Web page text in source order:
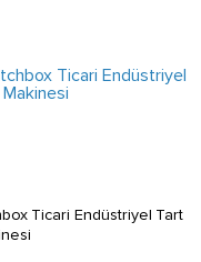
Ticari Endüstriyel Tart